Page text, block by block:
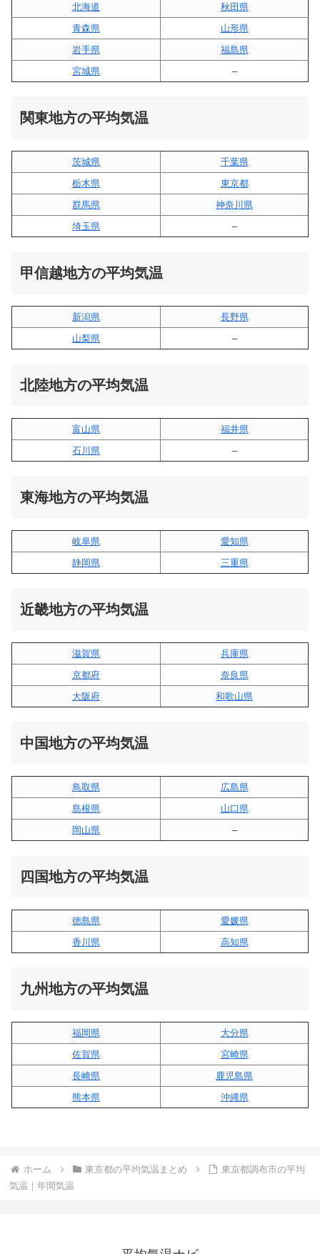
北海道
秋田県
青森県
山形県
岩手県
福島県
宮城県
–
関東地方の平均気温
茨城県
千葉県
栃木県
東京都
群馬県
神奈川県
埼玉県
–
甲信越地方の平均気温
新潟県
長野県
山梨県
–
北陸地方の平均気温
富山県
福井県
石川県
–
東海地方の平均気温
岐阜県
愛知県
静岡県
三重県
近畿地方の平均気温
滋賀県
兵庫県
京都府
奈良県
大阪府
和歌山県
中国地方の平均気温
鳥取県
広島県
島根県
山口県
岡山県
–
四国地方の平均気温
徳島県
愛媛県
香川県
高知県
九州地方の平均気温
福岡県
大分県
佐賀県
宮崎県
長崎県
鹿児島県
熊本県
沖縄県
ホーム 東京都の平均気温まとめ
東京都調布市の平均
気温｜年間気温